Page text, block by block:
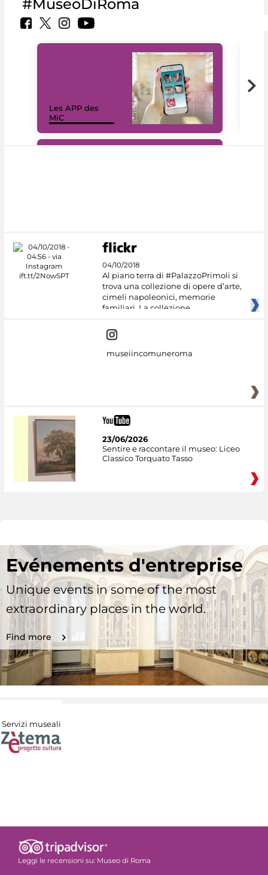
#MuseoDiRoma
Les APP des
MiC
04/10/2018
Al piano terra di #PalazzoPrimoli si
trova una collezione di opere d’arte,
cimeli napoleonici, memorie
familiari. La collezione
museiincomuneroma
23/06/2026
Sentire e raccontare il museo: Liceo
Classico Torquato Tasso
Evénements d'entreprise
Unique events in some of the most
extraordinary places in the world.
Find more
Servizi museali
Leggi le recensioni su: Museo di Roma